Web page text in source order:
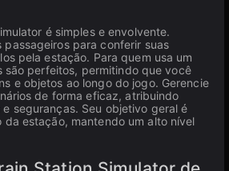
é simples e envolvente.
passageiros para conferir suas
pela estação. Para quem usa um
são perfeitos, permitindo que você
e objetos ao longo do jogo. Gerencie
de forma eficaz, atribuindo
seguranças. Seu objetivo geral é
da estação, mantendo um alto nível